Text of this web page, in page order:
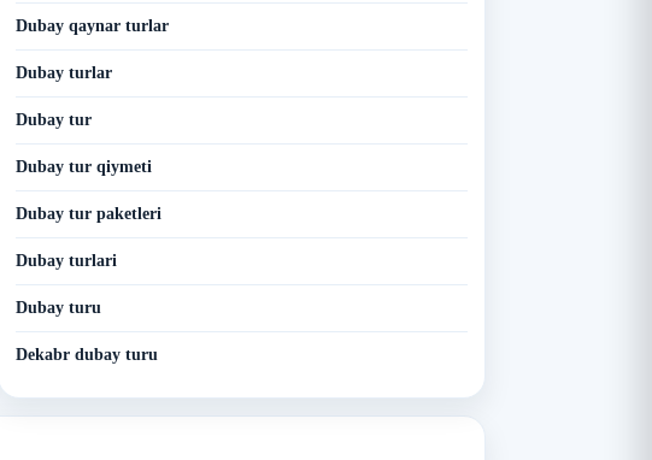
Dubay qaynar turlar
Dubay turlar
Dubay tur
Dubay tur qiymeti
Dubay tur paketleri
Dubay turlari
Dubay turu
Dekabr dubay turu